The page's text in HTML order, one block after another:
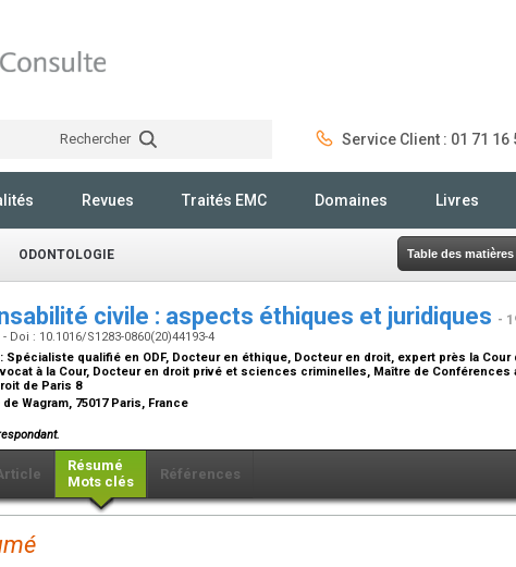
Rechercher Service Client : 01 71 16
Revues Traités EMC Domaines Livres
ODONTOLOGIE Table des matières
civile : aspects éthiques et juridiques -
- Doi : 10.1016/S1283-0860(20)44193-4
: Spécialiste qualifié en ODF, Docteur en éthique, Docteur en droit, expert près la Cour
à la Cour, Docteur en droit privé et sciences criminelles, Maître de
de Paris 8
de Wagram, 75017 Paris, France
Résumé
Mots clés
Références